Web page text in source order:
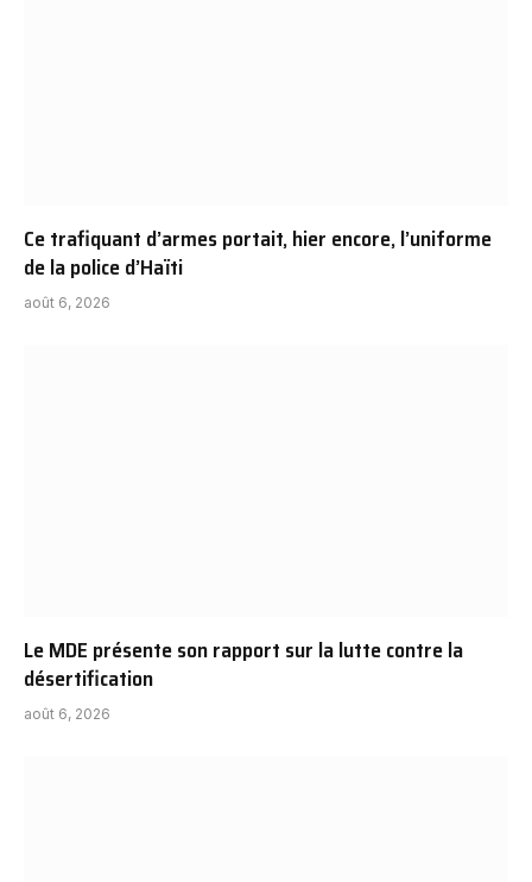
Ce trafiquant d’armes portait, hier encore, l’uniforme
de la police d’Haïti
août 6, 2026
Le MDE présente son rapport sur la lutte contre la
désertification
août 6, 2026